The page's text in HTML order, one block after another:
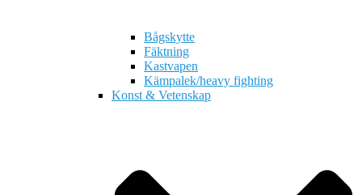
Bågskytte
Fäktning
Kastvapen
Kämpalek/heavy fighting
Konst & Vetenskap